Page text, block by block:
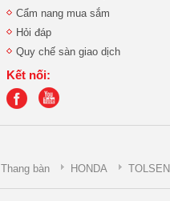
Cẩm nang mua sắm
Hỏi đáp
Quy chế sàn giao dịch
Kết nối:
Thang bàn HONDA TOLSEN